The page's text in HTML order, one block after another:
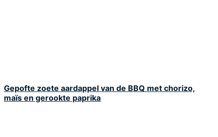
Gepofte zoete aardappel van de BBQ met chorizo,
maïs en gerookte paprika